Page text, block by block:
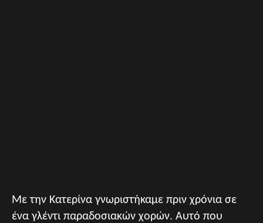
Με την Κατερίνα γνωριστήκαμε πριν χρόνια σε
ένα γλέντι παραδοσιακών χορών. Αυτό που